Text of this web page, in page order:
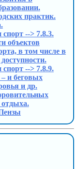
практик.
--> 7.8.3.
объектов
в том числе в
--> 7.8.9.
и беговых
и др.
отдыха.